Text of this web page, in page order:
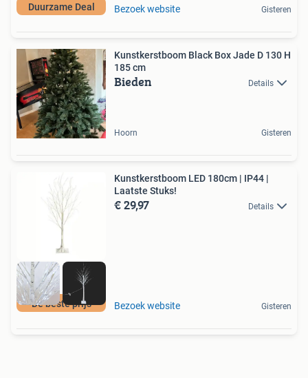
Duurzame Deal Bezoek website Gisteren
Kunstkerstboom Black Box Jade D 130 H
185 cm
Bieden Details
Hoorn Gisteren
De beste prijs
Kunstkerstboom LED 180cm | IP44 |
Laatste Stuks!
€ 29,97 Details
Bezoek website Gisteren